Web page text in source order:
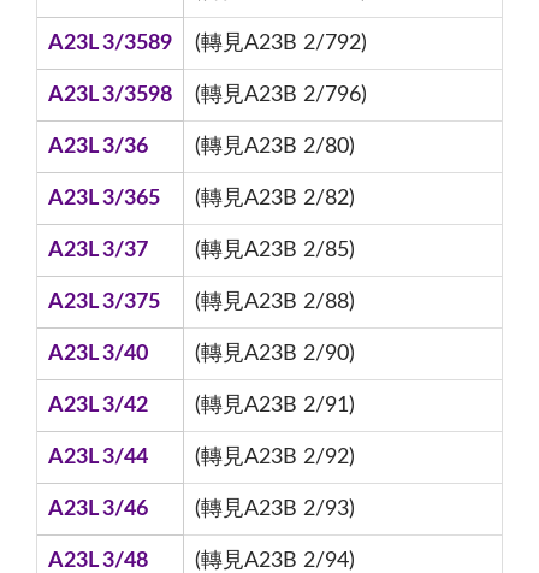
A23L 3/3589 (轉見A23B 2/792)
A23L 3/3598 (轉見A23B 2/796)
A23L 3/36 (轉見A23B 2/80)
A23L 3/365 (轉見A23B 2/82)
A23L 3/37 (轉見A23B 2/85)
A23L 3/375 (轉見A23B 2/88)
A23L 3/40 (轉見A23B 2/90)
A23L 3/42 (轉見A23B 2/91)
A23L 3/44 (轉見A23B 2/92)
A23L 3/46 (轉見A23B 2/93)
A23L 3/48 (轉見A23B 2/94)